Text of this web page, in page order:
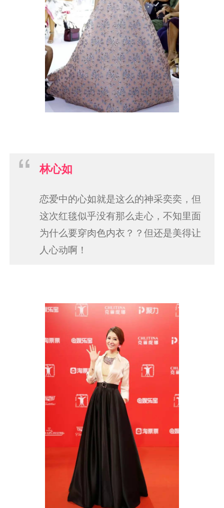
林心如
恋爱中的心如就是这么的神采奕奕，但
这次红毯似乎没有那么走心，不知里面
为什么要穿肉色内衣？？但还是美得让
人心动啊！